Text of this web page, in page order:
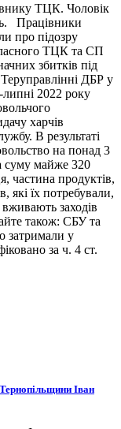
ТЦК. Чоловік
Працівники
про підозру
ТЦК та СП
збитків під
ДБР у
2022 року
харчів
В результаті
на понад 3
суму майже 320
частина продуктів,
які їх потребували,
заходів
також: СБУ та
затримали у
за ч. 4 ст.
Іван